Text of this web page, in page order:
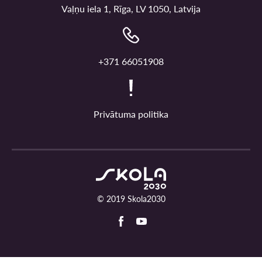
Vaļņu iela 1, Rīga, LV 1050, Latvija
+371 66051908
Privātuma politika
© 2019 Skola2030